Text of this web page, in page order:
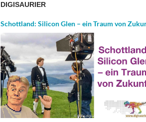
DIGISAURIER
Schottland: Silicon Glen – ein Traum von